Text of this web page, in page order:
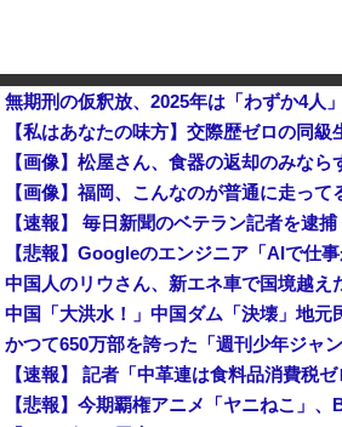
【速報】 毎日新聞のベテラン記者を逮
【悲報】Googleのエンジニア「AIで仕